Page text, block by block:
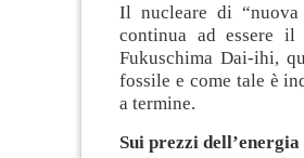
Il nucleare di
continua ad essere
Fukuschima Dai-ihi,
fossile e come tale è
a termine.
Sui prezzi dell’energia